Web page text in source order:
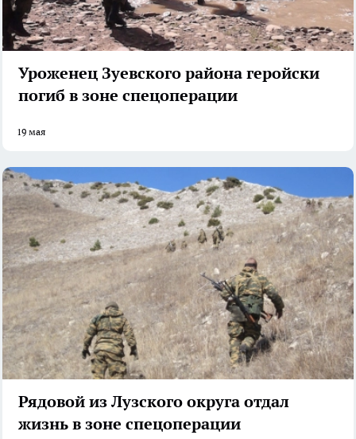
Уроженец Зуевского района геройски
погиб в зоне спецоперации
19 мая
Рядовой из Лузского округа отдал
жизнь в зоне спецоперации